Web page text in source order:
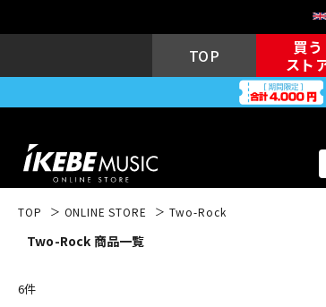
TOP
買う
スト
TOP ONLINE STORE Two-Rock
Two-Rock 商品一覧
6件